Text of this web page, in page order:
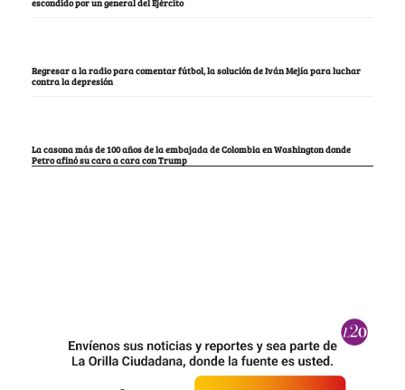
escondido por un general del Ejército
Regresar a la radio para comentar fútbol, la solución de Iván Mejía para luchar
contra la depresión
La casona más de 100 años de la embajada de Colombia en Washington donde
Petro afinó su cara a cara con Trump